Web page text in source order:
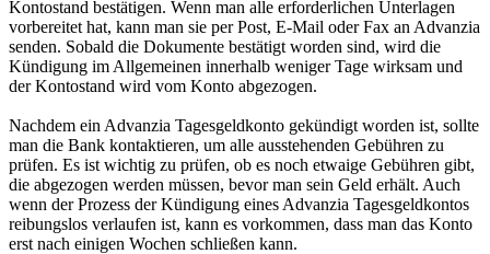
Kontostand bestätigen. Wenn man alle erforderlichen Unterlagen
vorbereitet hat, kann man sie per Post, E-Mail oder Fax an Advanzia
senden. Sobald die Dokumente bestätigt worden sind, wird die
Kündigung im Allgemeinen innerhalb weniger Tage wirksam und
der Kontostand wird vom Konto abgezogen.
Nachdem ein Advanzia Tagesgeldkonto gekündigt worden ist, sollte
man die Bank kontaktieren, um alle ausstehenden Gebühren zu
prüfen. Es ist wichtig zu prüfen, ob es noch etwaige Gebühren gibt,
die abgezogen werden müssen, bevor man sein Geld erhält. Auch
wenn der Prozess der Kündigung eines Advanzia Tagesgeldkontos
reibungslos verlaufen ist, kann es vorkommen, dass man das Konto
erst nach einigen Wochen schließen kann.